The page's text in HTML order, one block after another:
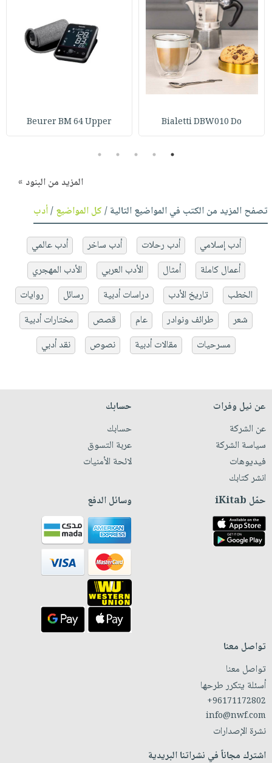
Bialetti DBW010 Do
Beurer BM 64 Upper
1
2
3
4
5
المزيد من البنود »
تصفح المزيد من الكتب في المواضيع التالية /كل المواضيع/أدب
أدب إسلامي أدب رحلات أدب ساخر
أدب عالمي
أعمال كاملة
أمثال الأدب العربي
الأدب المهجري
الخطب
تاريخ الأدب دراسات أدبية رسائل
روايات
شعر
طرائف ونوادر عام قصص
مختارات أدبية
مسرحيات
مقالات أدبية نصوص نقد أدبي
عن نيل وفرات
عن الشركة
سياسة الشركة
فيديوهات
انشر كتابك
حسابك
حسابك
عربة التسوق
لائحة الأمنيات
حمّل iKitab وسائل الدفع
تواصل معنا
تواصل معنا
أسئلة يتكرر طرحها
+96171172802
info@nwf.com
نشرة الإصدارات
اشترك مجاناً في نشراتنا البريدية